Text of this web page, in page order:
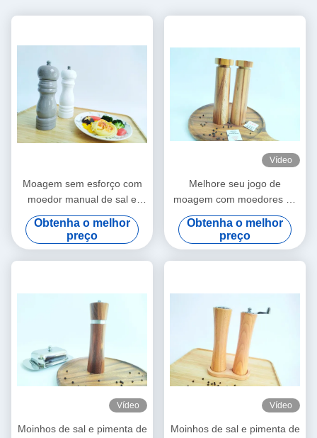
Moagem sem esforço com
moedor manual de sal e
pimenta de madeira
5x16.3cm
Obtenha o melhor
preço
Vídeo
Melhore seu jogo de
moagem com moedores de
sal e pimenta ajustáveis
Obtenha o melhor
preço
Vídeo
Moinhos de sal e pimenta de
Vídeo
Moinhos de sal e pimenta de